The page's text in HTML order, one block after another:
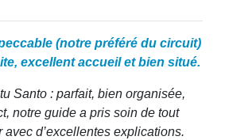
(notre préféré du circuit)
excellent accueil et bien situé.
Santo : parfait, bien organisée,
notre guide a pris soin de tout
d’excellentes explications.